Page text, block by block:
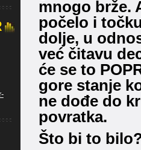
mnogo brže.
počelo i
dolje, u
već čitavu
će se to
gore stanje
ne dođe do
povratka.
Što bi to